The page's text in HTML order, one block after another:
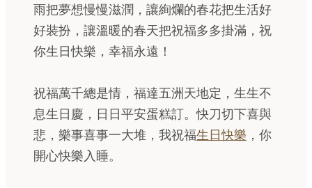
雨把夢想慢慢滋潤，讓絢爛的春花把生活好
好裝扮，讓溫暖的春天把祝福多多掛滿，祝
你生日快樂，幸福永遠！
祝福萬千總是情，福達五洲天地定，生生不
息生日慶，日日平安蛋糕訂。快刀切下喜與
悲，樂事喜事一大堆，我祝福生日快樂 ，你
開心快樂入睡。